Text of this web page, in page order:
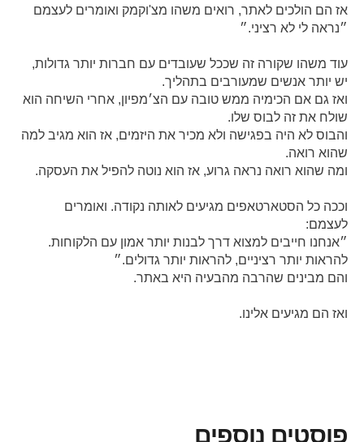
אז הם הולכים לאתר, רואים משהו מצ'וקמק ואומרים לעצמם
״נראה לי לא רציני.״
עוד משהו שקורה זה שככל שעובדים עם חברות יותר גדולות,
יש יותר אנשים שמעורבים בתהליך.
ואז גם אם הכימיה ממש טובה עם הצ׳מפיון, אחרי השיחה הוא
שולח את זה לבוס שלו.
והבוס לא היה בפגישה ולא מכיר את היזמים, אז הוא מגיב למה
שהוא רואה.
ומה שהוא רואה נראה גרוע, אז הוא נוטה להפיל את העסקה.
וככה כל הסטארטאפים מגיעים לאותה נקודה. ואומרים
לעצמם:
״אנחנו חייבים למצוא דרך לבנות יותר אמון עם הלקוחות.
להראות יותר רציניים, להראות יותר גדולים.״
והם מבינים שהרבה מהבעיה היא באתר.
ואז הם מגיעים אלינו.
פוסטים נוספים